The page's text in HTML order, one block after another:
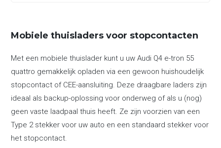
Mobiele thuisladers voor stopcontacten
Met een mobiele thuislader kunt u uw Audi Q4 e-tron 55
quattro gemakkelijk opladen via een gewoon huishoudelijk
stopcontact of CEE-aansluiting. Deze draagbare laders zijn
ideaal als backup-oplossing voor onderweg of als u (nog)
geen vaste laadpaal thuis heeft. Ze zijn voorzien van een
Type 2 stekker voor uw auto en een standaard stekker voor
het stopcontact.